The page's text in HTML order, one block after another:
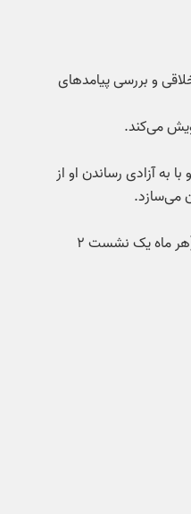
و بررسی پیامدهای
می‌کند.
به آزادی رساندن او از
می‌سازد.
سلسله نشست‌های سعدی‌خوانی، ۱۲ جلسه در سال (هر ماه یک نشست ۲